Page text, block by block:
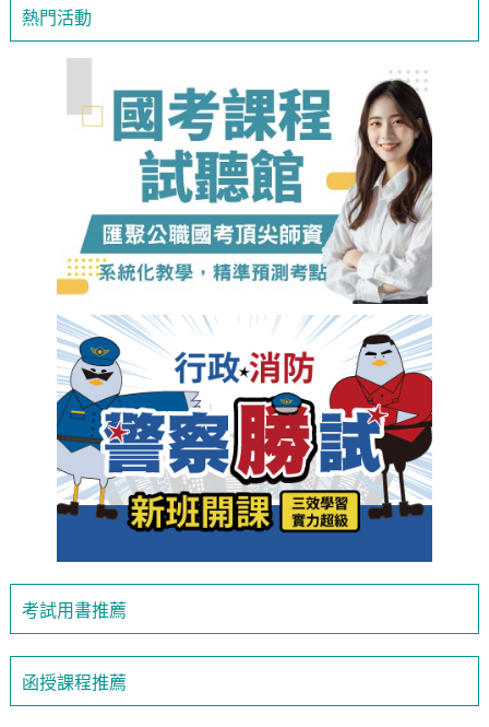
熱門活動
考試用書推薦
函授課程推薦